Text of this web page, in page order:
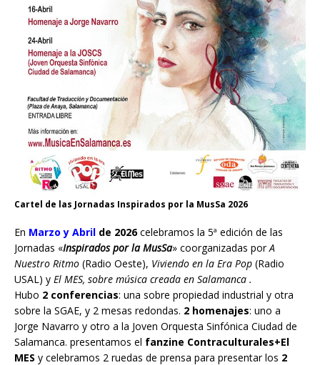
Cartel de las Jornadas Inspirados por la MusSa 2026
En Marzo y Abril de 2026celebramos la 5ª edición de las
Jornadas «Inspirados por la MusSa» coorganizadas porA
Nuestro Ritmo (Radio Oeste), Viviendo en la Era Pop (Radio
USAL) y El MES, sobre música creada en Salamanca .
Hubo 2 conferencias: una sobre propiedad industrial y otra
sobre la SGAE, y 2 mesas redondas. 2 homenajes: uno a
Jorge Navarro y otro a la Joven Orquesta Sinfónica Ciudad de
Salamanca. presentamos el fanzine Contraculturales+El
MES y celebramos 2 ruedas de prensa para presentar los 2